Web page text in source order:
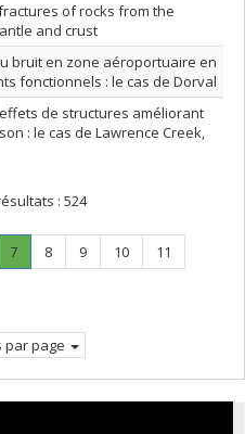
of rocks from the
and crust
bruit en zone aéroportuaire en
fonctionnels : le cas de Dorval
de structures améliorant
: le cas de Lawrence Creek,
: 524
Page
7.
Page
Page
8 Page
9 Page
10 Page
11
par page